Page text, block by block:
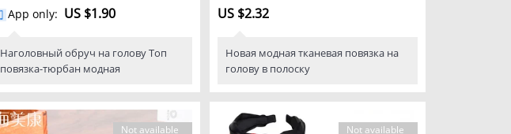
App only: US $1.90
Наголовный обруч на голову Топ
повязка-тюрбан модная
US $2.32
Новая модная тканевая повязка на
голову в полоску
Not available Not available